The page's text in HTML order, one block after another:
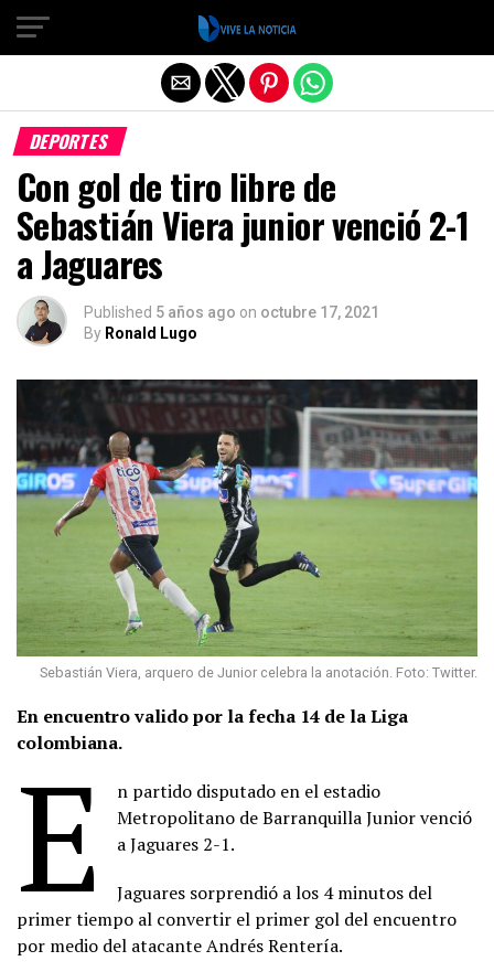
DEPORTES
Con gol de tiro libre de
Sebastián Viera junior venció 2-1
a Jaguares
Published 5 años ago on octubre 17, 2021
By Ronald Lugo
Sebastián Viera, arquero de Junior celebra la anotación. Foto: Twitter.
En encuentro valido por la fecha 14 de la Liga
colombiana.
E
n partido disputado en el estadio
Metropolitano de Barranquilla Junior venció
a Jaguares 2-1.
Jaguares sorprendió a los 4 minutos del
primer tiempo al convertir el primer gol del encuentro
por medio del atacante Andrés Rentería.
Salir de la versión móvil